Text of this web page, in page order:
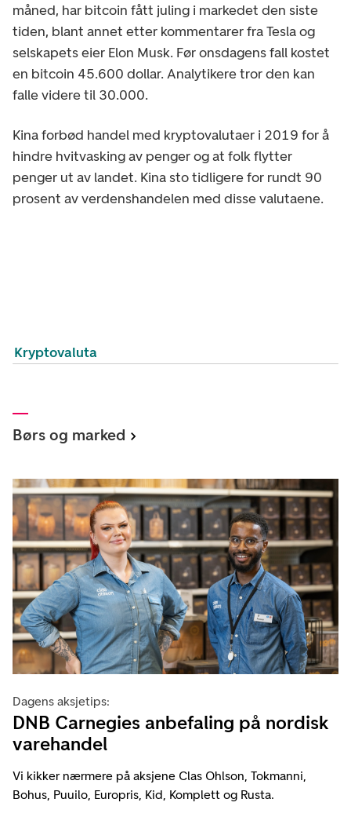
måned, har bitcoin fått juling i markedet den siste
tiden, blant annet etter kommentarer fra Tesla og
selskapets eier Elon Musk. Før onsdagens fall kostet
en bitcoin 45.600 dollar. Analytikere tror den kan
falle videre til 30.000.
Kina forbød handel med kryptovalutaer i 2019 for å
hindre hvitvasking av penger og at folk flytter
penger ut av landet. Kina sto tidligere for rundt 90
prosent av verdenshandelen med disse valutaene.
Kryptovaluta
Børs og marked
Dagens aksjetips:
DNB Carnegies anbefaling på nordisk
varehandel
Vi kikker nærmere på aksjene Clas Ohlson, Tokmanni,
Bohus, Puuilo, Europris, Kid, Komplett og Rusta.